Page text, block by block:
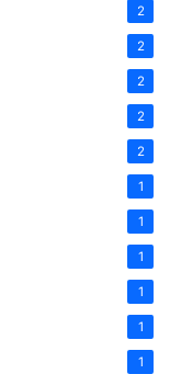
2
2
2
2
2
1
1
1
1
1
1